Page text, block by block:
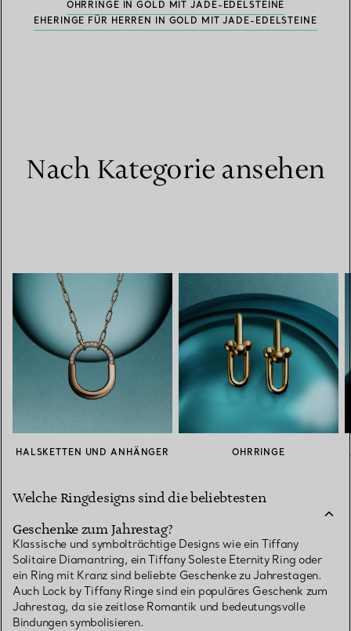
OHRRINGE IN GOLD MIT JADE-EDELSTEINE
EHERINGE FÜR HERREN IN GOLD MIT JADE-EDELSTEINE
Nach Kategorie ansehen
HALSKETTEN UND ANHÄNGER OHRRINGE
Welche Ringdesigns sind die beliebtesten
Geschenke zum Jahrestag?
Klassische und symbolträchtige Designs wie ein Tiffany
Solitaire Diamantring, ein Tiffany Soleste Eternity Ring oder
ein Ring mit Kranz sind beliebte Geschenke zu Jahrestagen.
Auch Lock by Tiffany Ringe sind ein populäres Geschenk zum
Jahrestag, da sie zeitlose Romantik und bedeutungsvolle
Bindungen symbolisieren.